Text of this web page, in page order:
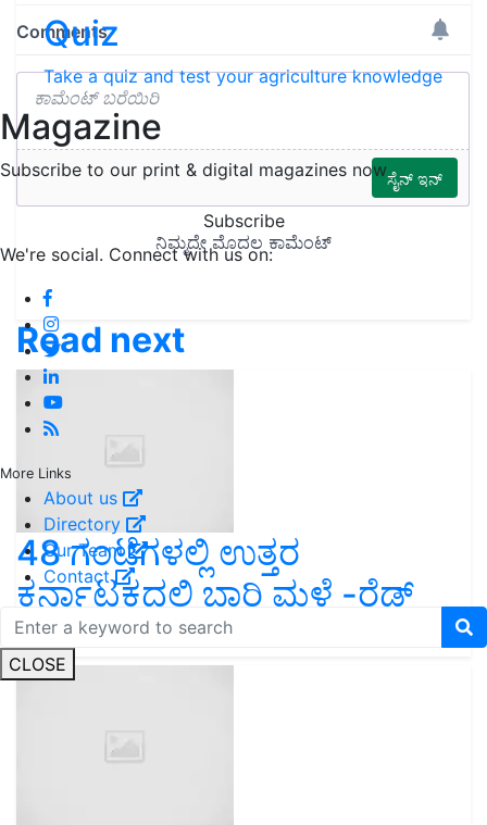
Quiz
Take a quiz and test your agriculture knowledge
Magazine
Subscribe to our print & digital magazines now
Subscribe
We're social. Connect with us on:
More Links
About us
Directory
Our Team
Contact
CLOSE
Read next
48 ಗಂಟೆಗಳಲ್ಲಿ ಉತ್ತರ
ಕರ್ನಾಟಕದಲ್ಲಿ ಭಾರಿ ಮಳೆ -ರೆಡ್
ಅಲರ್ಟ್